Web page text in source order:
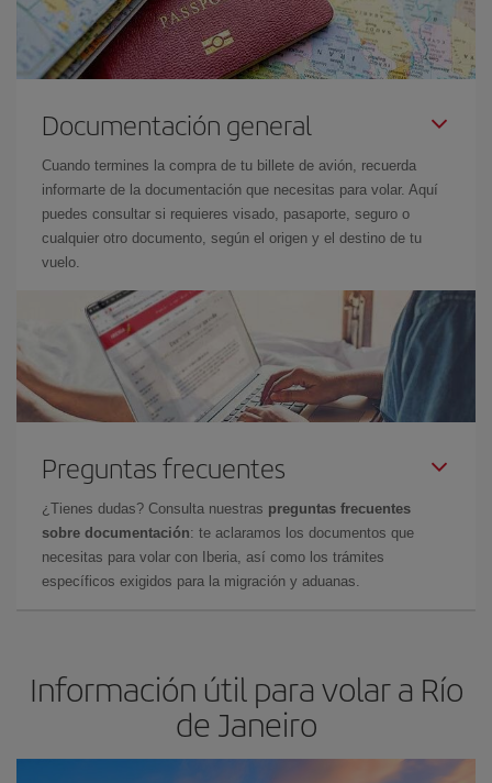
Documentación general
Cuando termines la compra de tu billete de avión, recuerda
informarte de la documentación que necesitas para volar. Aquí
puedes consultar si requieres visado, pasaporte, seguro o
cualquier otro documento, según el origen y el destino de tu
vuelo.
Preguntas frecuentes
¿Tienes dudas? Consulta nuestras preguntas frecuentes
sobre documentación: te aclaramos los documentos que
necesitas para volar con Iberia, así como los trámites
específicos exigidos para la migración y aduanas.
Información útil para volar a Río
de Janeiro